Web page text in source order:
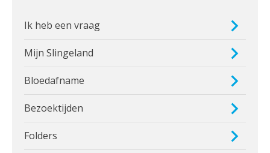
Ik heb een vraag
Mijn Slingeland
Bloedafname
Bezoektijden
Folders